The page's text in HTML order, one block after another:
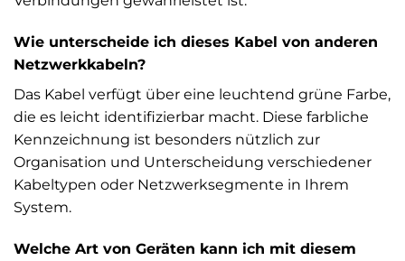
Wie unterscheide ich dieses Kabel von anderen
Netzwerkkabeln?
Das Kabel verfügt über eine leuchtend grüne Farbe,
die es leicht identifizierbar macht. Diese farbliche
Kennzeichnung ist besonders nützlich zur
Organisation und Unterscheidung verschiedener
Kabeltypen oder Netzwerksegmente in Ihrem
System.
Welche Art von Geräten kann ich mit diesem